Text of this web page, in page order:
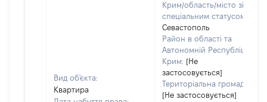
Вид об'єкта:
Квартира
Крим/область/місто зі
спеціальним статусом:
Севастополь
Район в області та
Автономній Республіці
Крим: [Не
застосовується]
Територіальна громада:
[Не застосовується]